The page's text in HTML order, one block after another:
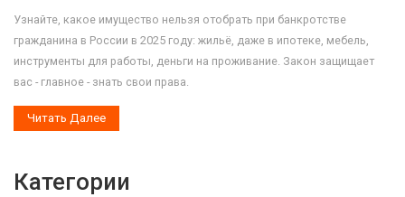
Узнайте, какое имущество нельзя отобрать при банкротстве
гражданина в России в 2025 году: жильё, даже в ипотеке, мебель,
инструменты для работы, деньги на проживание. Закон защищает
вас - главное - знать свои права.
Читать Далее
Категории